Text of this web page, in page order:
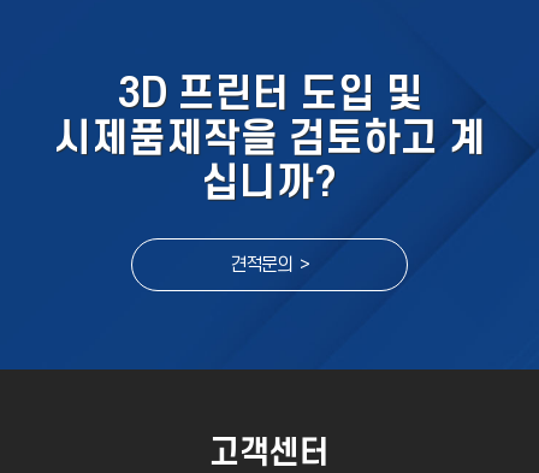
3D 프린터 도입 및
시제품제작을 검토하고 계
십니까?
견적문의 >
고객센터